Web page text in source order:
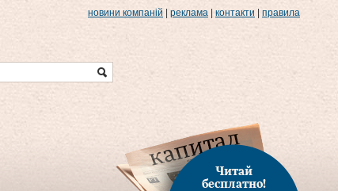
новини компаній реклама контакти правила
Читай
бесплатно!